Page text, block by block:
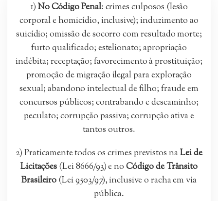
1)No Código Penal: crimes culposos (lesão
corporal e homicídio, inclusive); induzimento ao
suicídio; omissão de socorro com resultado morte;
furto qualificado; estelionato; apropriação
indébita; receptação; favorecimento à prostituição;
promoção de migração ilegal para exploração
sexual; abandono intelectual de filho; fraude em
concursos públicos; contrabando e descaminho;
peculato; corrupção passiva; corrupção ativa e
tantos outros.
2) Praticamente todos os crimes previstos naLei de
Licitações(Lei 8666/93) e noCódigo de Trânsito
Brasileiro(Lei 9503/97), inclusive o racha em via
pública.